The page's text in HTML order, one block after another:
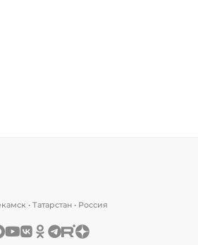
• Татарстан • Россия